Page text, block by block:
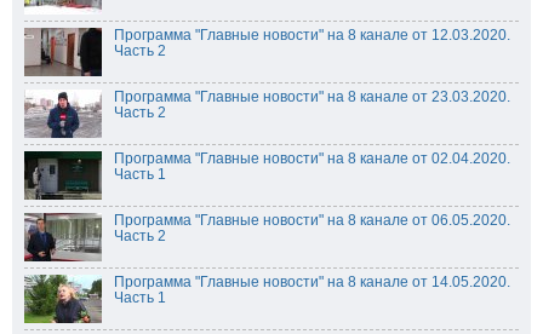
Программа "Главные новости" на 8 канале от 12.03.2020.
Часть 2
Программа "Главные новости" на 8 канале от 23.03.2020.
Часть 2
Программа "Главные новости" на 8 канале от 02.04.2020.
Часть 1
Программа "Главные новости" на 8 канале от 06.05.2020.
Часть 2
Программа "Главные новости" на 8 канале от 14.05.2020.
Часть 1